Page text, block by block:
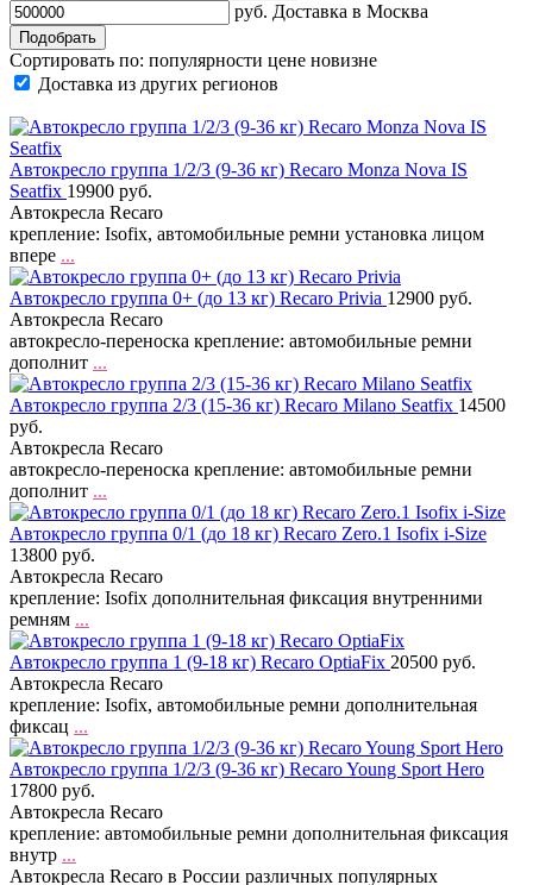
руб. Доставка в Москва
Сортировать по: популярности цене новизне
Доставка из других регионов
Автокресло группа 1/2/3 (9-36 кг) Recaro Monza Nova IS
Seatfix 19900 руб.
Автокресла Recaro
крепление: Isofix, автомобильные ремни установка лицом
впере ...
Автокресло группа 0+ (до 13 кг) Recaro Privia 12900 руб.
Автокресла Recaro
автокресло-переноска крепление: автомобильные ремни
дополнит ...
Автокресло группа 2/3 (15-36 кг) Recaro Milano Seatfix 14500
руб.
Автокресла Recaro
автокресло-переноска крепление: автомобильные ремни
дополнит ...
Автокресло группа 0/1 (до 18 кг) Recaro Zero.1 Isofix i-Size
13800 руб.
Автокресла Recaro
крепление: Isofix дополнительная фиксация внутренними
ремням ...
Автокресло группа 1 (9-18 кг) Recaro OptiaFix 20500 руб.
Автокресла Recaro
крепление: Isofix, автомобильные ремни дополнительная
фиксац ...
Автокресло группа 1/2/3 (9-36 кг) Recaro Young Sport Hero
17800 руб.
Автокресла Recaro
крепление: автомобильные ремни дополнительная фиксация
внутр ...
Автокресла Recaro в России различных популярных